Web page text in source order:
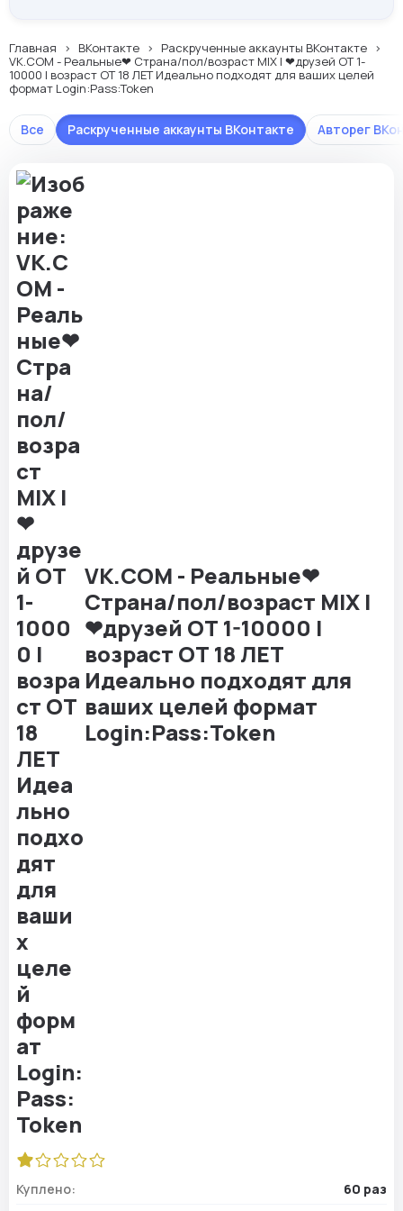
Главная ВКонтакте
Раскрученные аккаунты ВКонтакте
VK.COM - Реальные❤ Страна/пол/возраст MIX | ❤друзей ОТ 1-
10000 | возраст ОТ 18 ЛЕТ Идеально подходят для ваших целей
формат Login:Pass:Token
Все Авторег
Раскрученные аккаунты ВКонтакте
VK.COM - Реальные❤
Страна/пол/возраст MIX |
❤друзей ОТ 1-10000 |
возраст ОТ 18 ЛЕТ
Идеально подходят для
ваших целей формат
Login:Pass:Token
Куплено:
60 раз